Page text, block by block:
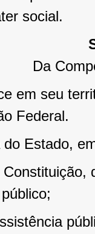
social.
Da
em seu
Federal.
do Estado,